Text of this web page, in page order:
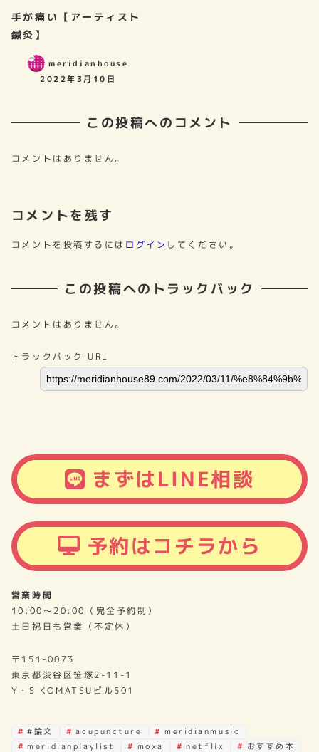
手が痛い【アーティスト
鍼灸】
meridianhouse
2022年3月10日
この投稿へのコメント
コメントはありません。
コメントを残す
コメントを投稿するには ログイン してください。
この投稿へのトラックバック
コメントはありません。
トラックバック URL
まずはLINE相談
予約はコチラから
営業時間
10:00～20:00（完全予約制）
土日祝日も営業（不定休）
〒151-0073
東京都渋谷区笹塚2-11-1
Y・S KOMATSUビル501
#論文 acupuncture
meridianmusic
meridianplaylist
moxa netflix
おすすめ本